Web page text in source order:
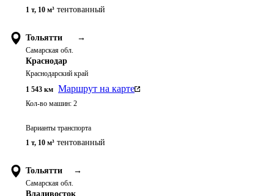
1 т, 10 м³ тентованный
Тольятти →
Самарская обл.
Краснодар
Краснодарский край
1 543 км Маршрут на карте
Кол-во машин: 2
Варианты транспорта
1 т, 10 м³ тентованный
Тольятти →
Самарская обл.
Владивосток